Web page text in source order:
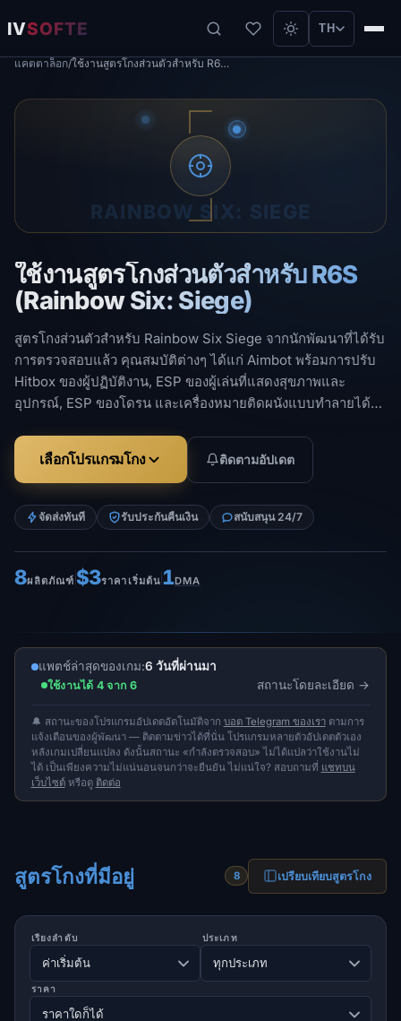
IVSOFTE TH
แคตตาล็อก/ ใช้งานสูตรโกงส่วนตัวสำหรับ R6S (Rainbow Six: Siege)
ใช้งานสูตรโกงส่วนตัวสำหรับ R6S
(Rainbow Six: Siege)
สูตรโกงส่วนตัวสำหรับ Rainbow Six Siege จากนักพัฒนาที่ได้รับ
การตรวจสอบแล้ว คุณสมบัติต่างๆ ได้แก่ Aimbot พร้อมการปรับ
Hitbox ของผู้ปฏิบัติงาน, ESP ของผู้เล่นที่แสดงสุขภาพและ
อุปกรณ์, ESP ของโดรน และเครื่องหมายติดผนังแบบทำลายได้…
เลือกโปรแกรมโกง ติดตามอัปเดต
จัดส่งทันที รับประกันคืนเงิน สนับสนุน 24/7
8ผลิตภัณฑ์$3ราคาเริ่มต้น 1DMA
RAINBOW SIX: SIEGE
แพตช์ล่าสุดของเกม:6 วันที่ผ่านมา
ใช้งานได้ 4 จาก 6 สถานะโดยละเอียด
🔔 สถานะของโปรแกรมอัปเดตอัตโนมัติจาก บอต Telegram ของเราตามการ
แจ้งเตือนของผู้พัฒนา — ติดตามข่าวได้ที่นั่น โปรแกรมหลายตัวอัปเดตตัวเอง
หลังเกมเปลี่ยนแปลง ดังนั้นสถานะ «กำลังตรวจสอบ» ไม่ได้แปลว่าใช้งานไม่
ได้ เป็นเพียงความไม่แน่นอนจนกว่าจะยืนยัน ไม่แน่ใจ? สอบถามที่ แชทบน
เว็บไซต์หรือดู ติดต่อ
สูตรโกงที่มีอยู่ 8 เปรียบเทียบสูตรโกง
เรียงลำดับ ประเภท
ราคา